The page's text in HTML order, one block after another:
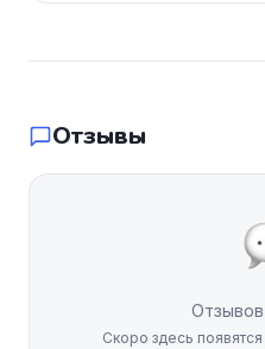
Отзывы
Скоро здесь